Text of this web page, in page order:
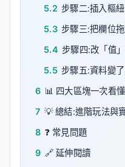
5.2 步驟二:插入樞
5.3 步驟三:把欄位
5.4 步驟四:改「值
5.5 步驟五:資料變了
6 📊 四大區塊一次看懂
7 💡 總結:進階玩法與
8 ❓ 常見問題
9 🔗 延伸閱讀